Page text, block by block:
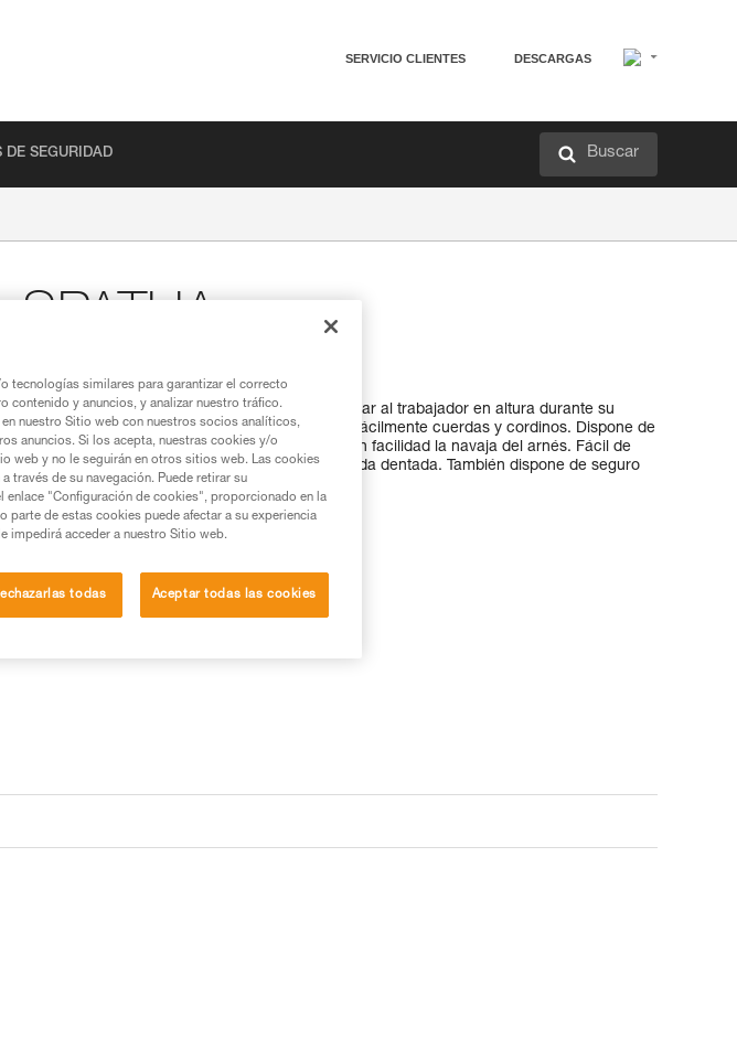
SERVICIO CLIENTES DESCARGAS
DE SEGURIDAD Buscar
SPATHA
Navaja mosquetoneable
La navaja SPATHA está diseñada para acompañar al trabajador en altura durante su
trabajo diario. El perfil de la hoja permite cortar fácilmente cuerdas y cordinos. Dispone de
un orificio para pasar un mosquetón y colgar con facilidad la navaja del arnés. Fácil de
manipular, incluso con guantes, gracias a la rueda dentada. También dispone de seguro
para bloquear la hoja en posición abierta.
tecnologías similares para garantizar el correcto
contenido y anuncios, y analizar nuestro tráfico.
nuestro Sitio web con nuestros socios analíticos,
anuncios. Si los acepta, nuestras cookies y/o
web y no le seguirán en otros sitios web. Las cookies
través de su navegación. Puede retirar su
enlace "Configuración de cookies", proporcionado en la
parte de estas cookies puede afectar a su experiencia
impedirá acceder a nuestro Sitio web.
todas Aceptar todas las cookies